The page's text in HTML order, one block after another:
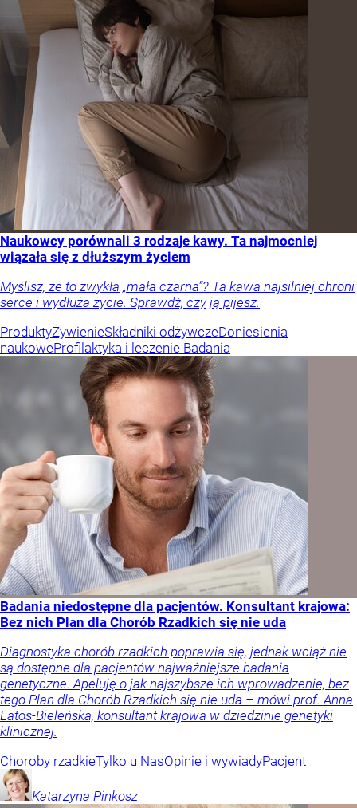
Naukowcy porównali 3 rodzaje kawy. Ta najmocniej
wiązała się z dłuższym życiem
Myślisz, że to zwykła „mała czarna”? Ta kawa najsilniej chroni
serce i wydłuża życie. Sprawdź, czy ją pijesz.
ProduktyŻywienieSkładniki odżywczeDoniesienia
naukoweProfilaktyka i leczenie Badania
Badania niedostępne dla pacjentów. Konsultant krajowa:
Bez nich Plan dla Chorób Rzadkich się nie uda
Diagnostyka chorób rzadkich poprawia się, jednak wciąż nie
są dostępne dla pacjentów najważniejsze badania
genetyczne. Apeluję o jak najszybsze ich wprowadzenie, bez
tego Plan dla Chorób Rzadkich się nie uda – mówi prof. Anna
Latos-Bieleńska, konsultant krajowa w dziedzinie genetyki
klinicznej.
Choroby rzadkieTylko u NasOpinie i wywiadyPacjent
Katarzyna Pinkosz